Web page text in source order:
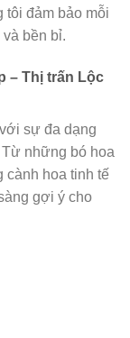
tôi đảm bảo mỗi
bền bỉ.
– Thị trấn Lộc
sự đa dạng
những bó hoa
cành hoa tinh tế
gợi ý cho